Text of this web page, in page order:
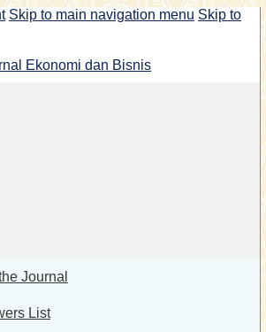
Skip to main navigation menu Skip to
Journal
List